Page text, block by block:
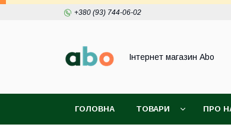
+380 (93) 744-06-02
Інтернет магазин Abo
ГОЛОВНА ТОВАРИ ПРО